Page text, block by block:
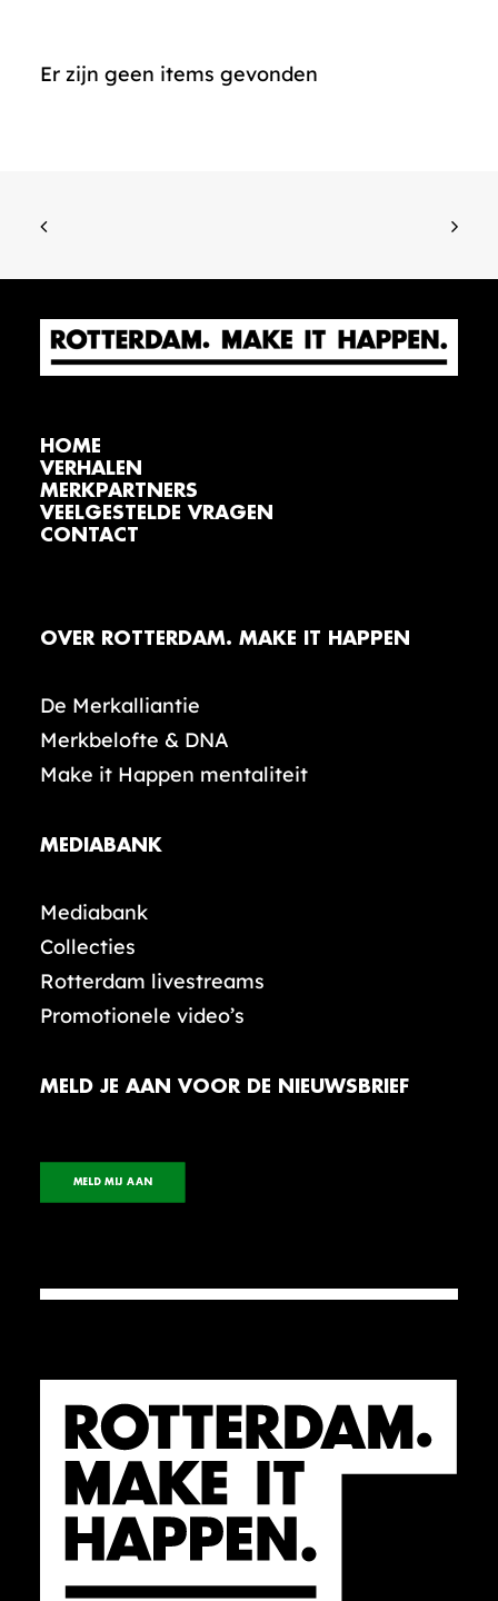
Er zijn geen items gevonden
HOME
VERHALEN
MERKPARTNERS
VEELGESTELDE VRAGEN
CONTACT
OVER ROTTERDAM. MAKE IT HAPPEN
De Merkalliantie
Merkbelofte & DNA
Make it Happen mentaliteit
MEDIABANK
Mediabank
Collecties
Rotterdam livestreams
Promotionele video’s
MELD JE AAN VOOR DE NIEUWSBRIEF
MELD MIJ AAN